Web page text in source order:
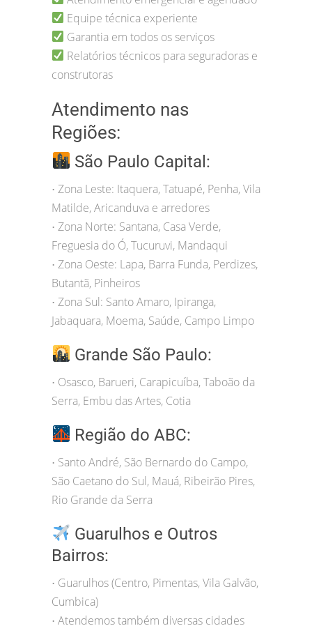
Equipe técnica experiente
Garantia em todos os serviços
Relatórios técnicos para seguradoras e
construtoras
Atendimento nas
Regiões:
São Paulo Capital:
• Zona Leste: Itaquera, Tatuapé, Penha, Vila
Matilde, Aricanduva e arredores
• Zona Norte: Santana, Casa Verde,
Freguesia do Ó, Tucuruvi, Mandaqui
• Zona Oeste: Lapa, Barra Funda, Perdizes,
Butantã, Pinheiros
• Zona Sul: Santo Amaro, Ipiranga,
Jabaquara, Moema, Saúde, Campo Limpo
Grande São Paulo:
• Osasco, Barueri, Carapicuíba, Taboão da
Serra, Embu das Artes, Cotia
Região do ABC:
• Santo André, São Bernardo do Campo,
São Caetano do Sul, Mauá, Ribeirão Pires,
Rio Grande da Serra
Guarulhos e Outros
Bairros:
• Guarulhos (Centro, Pimentas, Vila Galvão,
Cumbica)
• Atendemos também diversas cidades